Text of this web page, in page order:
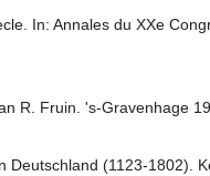
In: Annales du XXe
R. Fruin. 's-Gravenhage
(1123-1802).